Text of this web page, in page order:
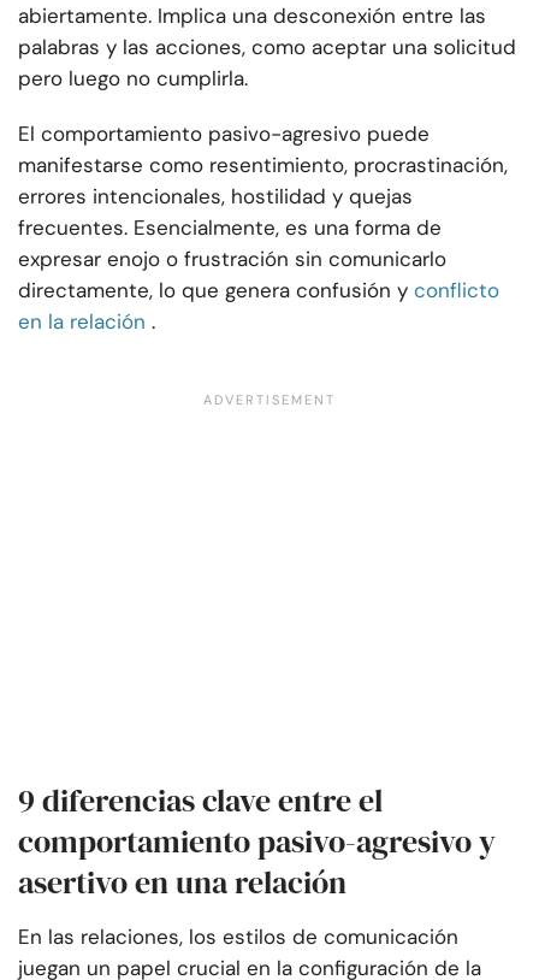
abiertamente. Implica una desconexión entre las
palabras y las acciones, como aceptar una solicitud
pero luego no cumplirla.
El comportamiento pasivo-agresivo puede
manifestarse como resentimiento, procrastinación,
errores intencionales, hostilidad y quejas
frecuentes. Esencialmente, es una forma de
expresar enojo o frustración sin comunicarlo
directamente, lo que genera confusión y conflicto
en la relación .
9 diferencias clave entre el
comportamiento pasivo-agresivo y
asertivo en una relación
En las relaciones, los estilos de comunicación
juegan un papel crucial en la configuración de la